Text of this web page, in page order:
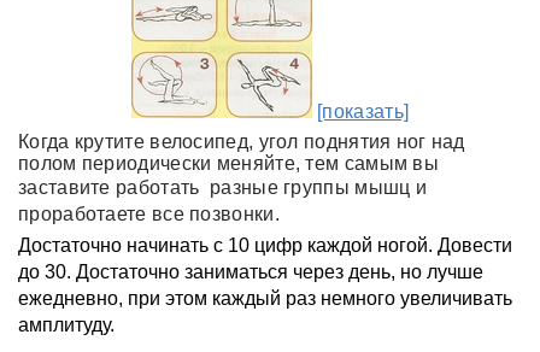
[показать]
Когда крутите велосипед, угол поднятия ног над
полом периодически меняйте, тем самым вы
заставите работать разные группы мышц и
проработаете все позвонки.
Достаточно начинать с 10 цифр каждой ногой. Довести
до 30. Достаточно заниматься через день, но лучше
ежедневно, при этом каждый раз немного увеличивать
амплитуду.